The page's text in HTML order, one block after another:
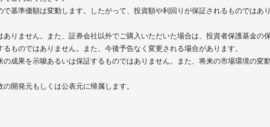
基準価額は変動します。したがって、投資額や利回りが保証されるものではあ
ません。また、証券会社以外でご購入いただいた場合は、投資者保護基金の
ものではありません。また、今後予告なく変更される場合があります。
成果を示唆あるいは保証するものではありません。また、将来の市場環境の変
開発元もしくは公表元に帰属します。